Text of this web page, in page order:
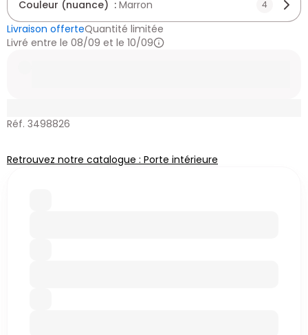
Couleur (nuance) : Marron 4
Livraison offerteQuantité limitée
Livré entre le 08/09 et le 10/09
Réf. 3498826
Retrouvez notre catalogue : Porte intérieure